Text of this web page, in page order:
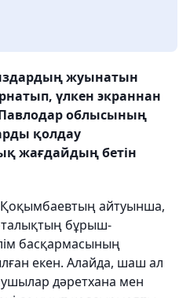
жуынатын
үлкен экраннан
Павлодар облысының
қолдау
жағдайдың бетін
айтуынша,
бұрыш-
басқармасының
екен. Алайда, шаш ал
дәретхана мен